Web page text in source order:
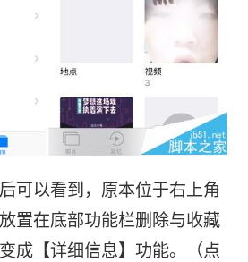
可以看到，原本位于右上角
置在底部功能栏删除与收藏
成【详细信息】功能。（点